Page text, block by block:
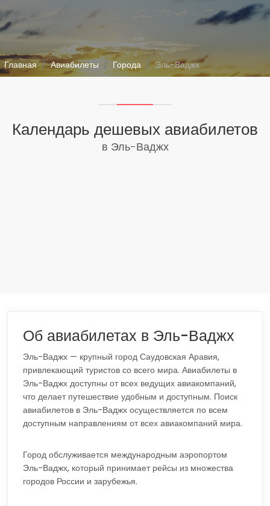
Главная Авиабилеты Города Эль-Ваджх
Календарь дешевых авиабилетов
в Эль-Ваджх
Об авиабилетах в Эль-Ваджх
Эль-Ваджх — крупный город Саудовская Аравия,
привлекающий туристов со всего мира. Авиабилеты в
Эль-Ваджх доступны от всех ведущих авиакомпаний,
что делает путешествие удобным и доступным. Поиск
авиабилетов в Эль-Ваджх осуществляется по всем
доступным направлениям от всех авиакомпаний мира.
Город обслуживается международным аэропортом
Эль-Ваджх, который принимает рейсы из множества
городов России и зарубежья.